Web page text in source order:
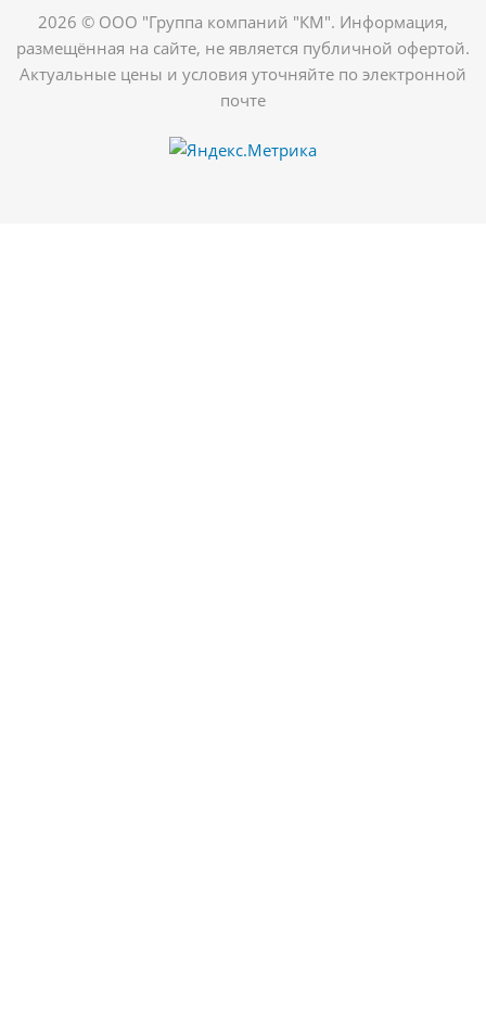
2026 © ООО "Группа компаний "КМ". Информация,
размещённая на сайте, не является публичной офертой.
Актуальные цены и условия уточняйте по электронной
почте